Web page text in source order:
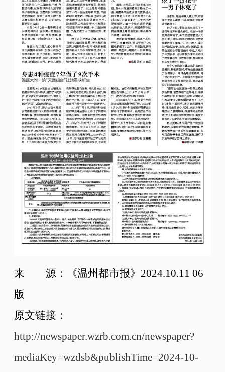
来 源：《温州都市报》2024.10.11 06
版
原文链接：
http://newspaper.wzrb.com.cn/newspaper?
mediaKey=wzdsb&publishTime=2024-10-